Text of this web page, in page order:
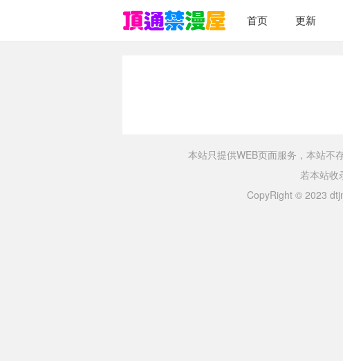
首页 更新
本站只提供WEB页面服务，本站不
若本站收
CopyRight © 2023